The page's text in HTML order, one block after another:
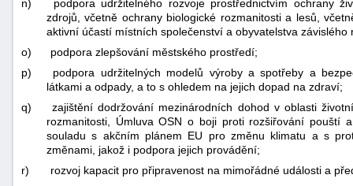
n)
podpora udržitelného rozvoje prostřednictvím ochrany
zdrojů, včetně ochrany biologické rozmanitosti a lesů,
aktivní účastí místních společenství a obyvatelstva závislého
o)
podpora zlepšování městského prostředí;
p)
podpora udržitelných modelů výroby a spotřeby a
látkami a odpady, a to s ohledem na jejich dopad na zdraví;
q)
zajištění dodržování mezinárodních dohod v oblasti
rozmanitosti, Úmluva OSN o boji proti rozšiřování pouští
souladu s akčním plánem EU pro změnu klimatu a s
změnami, jakož i podpora jejich provádění;
r)
rozvoj kapacit pro připravenost na mimořádné události a